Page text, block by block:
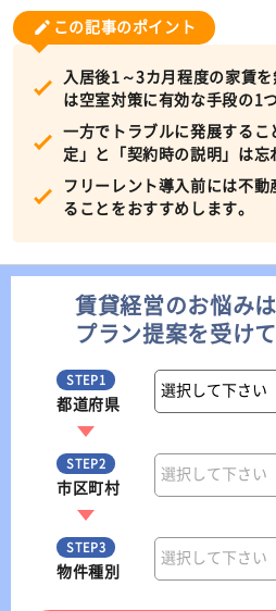
この記事のポイント
入居後1～3カ月程度の家賃
は空室対策に有効な手段の1
一方でトラブルに発展する
定」と「契約時の説明」は忘
フリーレント導入前には不
ることをおすすめします。
賃貸経営のお悩み
プラン提案を受け
STEP1
都道府県
STEP2
市区町村
STEP3
物件種別